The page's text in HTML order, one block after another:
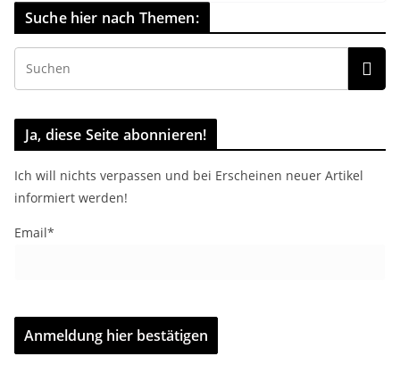
Suche hier nach Themen:
Ja, diese Seite abonnieren!
Ich will nichts verpassen und bei Erscheinen neuer Artikel
informiert werden!
Email*